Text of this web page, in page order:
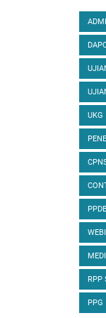
UKG
RPP
PPG